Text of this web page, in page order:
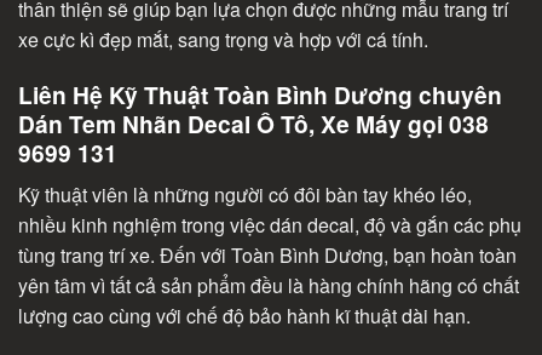
thân thiện sẽ giúp bạn lựa chọn được những mẫu trang trí
xe cực kì đẹp mắt, sang trọng và hợp với cá tính.
Liên Hệ Kỹ Thuật Toàn Bình Dương chuyên
Dán Tem Nhãn Decal Ô Tô, Xe Máy gọi 038
9699 131
Kỹ thuật viên là những người có đôi bàn tay khéo léo,
nhiều kinh nghiệm trong việc dán decal, độ và gắn các phụ
tùng trang trí xe. Đến với Toàn Bình Dương, bạn hoàn toàn
yên tâm vì tất cả sản phẩm đều là hàng chính hãng có chất
lượng cao cùng với chế độ bảo hành kĩ thuật dài hạn.